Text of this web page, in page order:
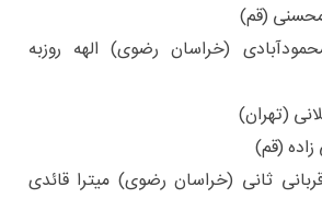
محمودآبادی (خراسان رضوی) الهه روزبه
قربانی ثانی (خراسان رضوی) میترا قائدی